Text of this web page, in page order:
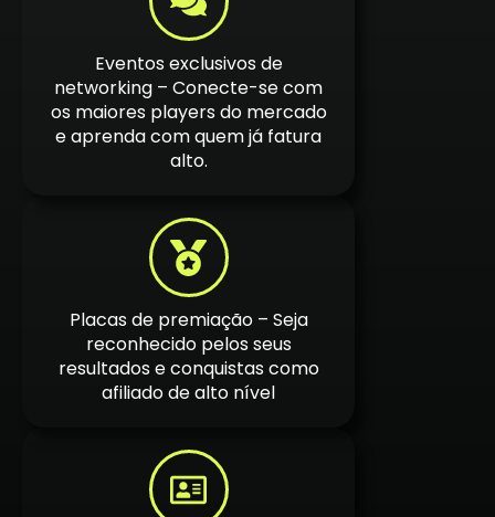
Eventos exclusivos de
networking – Conecte-se com
os maiores players do mercado
e aprenda com quem já fatura
alto.
Placas de premiação – Seja
reconhecido pelos seus
resultados e conquistas como
afiliado de alto nível